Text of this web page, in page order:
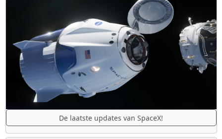
De laatste updates van SpaceX!